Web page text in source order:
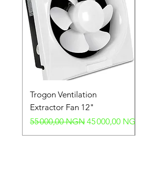
Trogon Ventilation
Extractor Fan 12"
Prix original
55 000,00 NGN Prix promotionnel
45 000,00 NGN